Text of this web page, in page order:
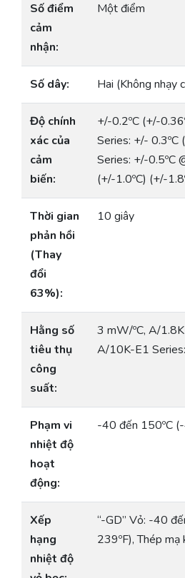
Số điểm
cảm
nhận:
Một điểm
Số dây: Hai (Không nhạy
Độ chính
xác của
cảm
biến:
+/-0.2ºC (+/-
Series: +/- 0.3ºC
Series: +/-0.5ºC
(+/-1.0ºC) (+/-
Thời gian
phản hồi
(Thay
đổi
63%):
10 giây
Hằng số
tiêu thụ
công
suất:
3 mW/ºC, A/
A/10K-E1
Phạm vi
nhiệt độ
hoạt
động:
-40 đến 150ºC
Xếp
hạng
nhiệt độ
“-GD” Vỏ: -40
239ºF), Thép